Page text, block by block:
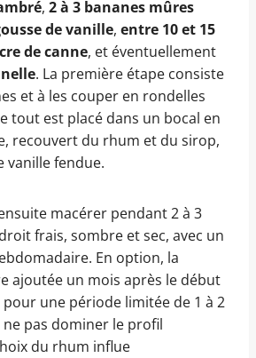
, 2 à 3 bananes mûres
de vanille, entre 10 et 15
de canne, et éventuellement
. La première étape consiste
et à les couper en rondelles
tout est placé dans un bocal en
recouvert du rhum et du sirop,
vanille fendue.
macérer pendant 2 à 3
frais, sombre et sec, avec un
En option, la
ajoutée un mois après le début
une période limitée de 1 à 2
pas dominer le profil
du rhum influe